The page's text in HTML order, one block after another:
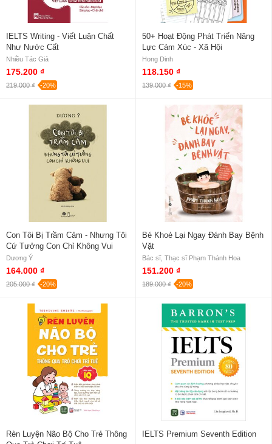
IELTS Writing - Viết Luận Chất
Như Nước Cất
Nhiều Tác Giả
175.200 ₫
219.000 ₫ -20%
50+ Hoạt Động Phát Triển Năng
Lực Cảm Xúc - Xã Hội
Hong Dinh
118.150 ₫
139.000 ₫ -15%
Con Tôi Bị Trầm Cảm - Nhưng Tôi
Cứ Tưởng Con Chỉ Không Vui
Dương Ý
164.000 ₫
205.000 ₫ -20%
Bé Khoẻ Lại Ngay Đánh Bay Bệnh
Vặt
Bác sĩ, Thạc sĩ Phạm Thánh Hoa
151.200 ₫
189.000 ₫ -20%
Rèn Luyện Não Bộ Cho Trẻ Thông
IELTS Premium Seventh Edition